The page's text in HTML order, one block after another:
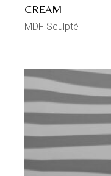
CREAM
MDF Sculpté